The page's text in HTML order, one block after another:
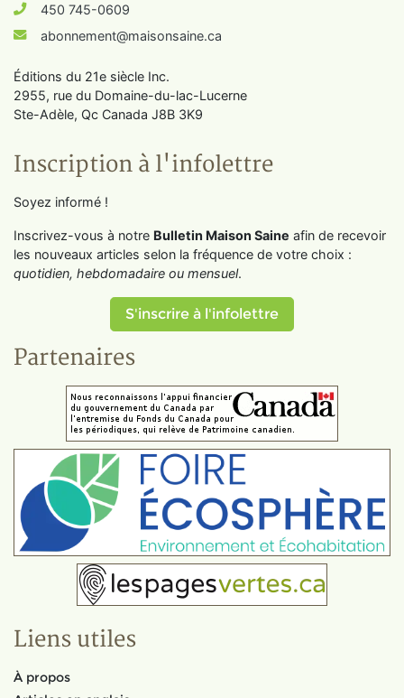
450 745-0609
abonnement@maisonsaine.ca
Éditions du 21e siècle Inc.
2955, rue du Domaine-du-lac-Lucerne
Ste-Adèle, Qc Canada J8B 3K9
Inscription à l'infolettre
Soyez informé !
Inscrivez-vous à notre Bulletin Maison Saine afin de recevoir
les nouveaux articles selon la fréquence de votre choix :
quotidien, hebdomadaire ou mensuel.
S'inscrire à l'infolettre
Partenaires
Liens utiles
À propos